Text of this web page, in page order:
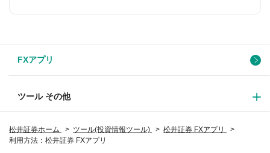
松井証券ホーム ツール(投資情報ツール)
松井証券 FXアプリ
利用方法：松井証券 FXアプリ
FXアプリ
ツール その他